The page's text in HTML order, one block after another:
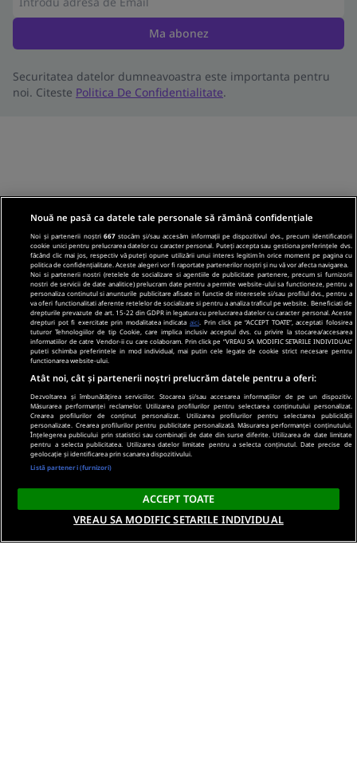
Ma abonez
Securitatea datelor dumneavoastra este importanta pentru
noi. Citeste Politica De Confidentialitate.
Nouă ne pasă ca datele tale personale să rămână confidențiale
Noi și partenerii noștri667 stocăm și/sau accesăm informații pe dispozitivul dvs., precum identificatorii
cookie unici pentru prelucrarea datelor cu caracter personal. Puteți accepta sau gestiona preferințele dvs.
făcând clic mai jos, respectiv vă puteți opune utilizării unui interes legitim în orice moment pe pagina cu
politica de confidențialitate. Aceste alegeri vor fi raportate partenerilor noștri și nu vă vor afecta navigarea.
Noi si partenerii nostri (retelele de socializare si agentiile de publicitate partenere, precum si furnizorii
nostri de servicii de date analitice) prelucram date pentru a permite website-ului sa functioneze, pentru a
personaliza continutul si anunturile publicitare afisate in functie de interesele si/sau profilul dvs., pentru a
va oferi functionalitati aferente retelelor de socializare si pentru a analiza traficul pe website. Beneficiati de
drepturile prevazute de art. 15-22 din GDPR in legatura cu prelucrarea datelor cu caracter personal. Aceste
drepturi pot fi exercitate prin modalitatea indicata aici . Prin click pe “ACCEPT TOATE”, acceptati folosirea
tuturor Tehnologiilor de tip Cookie, care implica inclusiv acceptul dvs. cu privire la stocarea/accesarea
informatiilor de catre Vendor-ii cu care colaboram. Prin click pe “VREAU SA MODIFIC SETARILE INDIVIDUAL”
puteti schimba preferintele in mod individual, mai putin cele legate de cookie strict necesare pentru
functionarea website-ului.
Atât noi, cât și partenerii noștri prelucrăm datele pentru a oferi:
Dezvoltarea și îmbunătățirea serviciilor. Stocarea și/sau accesarea informațiilor de pe un dispozitiv.
Măsurarea performanței reclamelor. Utilizarea profilurilor pentru selectarea conținutului personalizat.
Crearea profilurilor de conținut personalizat. Utilizarea profilurilor pentru selectarea publicității
personalizate. Crearea profilurilor pentru publicitate personalizată. Măsurarea performanței conținutului.
Înțelegerea publicului prin statistici sau combinații de date din surse diferite. Utilizarea de date limitate
pentru a selecta publicitatea. Utilizarea datelor limitate pentru a selecta conținutul. Date precise de
geolocație și identificarea prin scanarea dispozitivului.
Listă parteneri (furnizori)
ACCEPT TOATE
VREAU SA MODIFIC SETARILE INDIVIDUAL